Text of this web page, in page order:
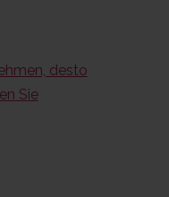
desto
Sie